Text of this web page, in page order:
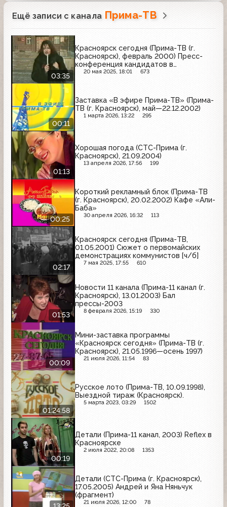
Ещё записи с канала Прима-ТВ
03:35
Красноярск сегодня (Прима-ТВ (г.
Красноярск), февраль 2000) Пресс-
конференция кандидатов в
президенты России
20 мая 2025, 18:01 673
00:11
Заставка «В эфире Прима-ТВ» (Прима-
ТВ (г. Красноярск), май—22.12.2002)
1 марта 2026, 13:22 295
01:13
Хорошая погода (СТС-Прима (г.
Красноярск), 21.09.2004)
13 апреля 2026, 17:56 199
00:25
Короткий рекламный блок (Прима-ТВ
(г. Красноярск), 20.02.2002) Кафе «Али-
Баба»
30 апреля 2026, 16:32 113
02:17
Красноярск сегодня (Прима-ТВ,
01.05.2001) Сюжет о первомайских
демонстрациях коммунистов [ч/б]
7 мая 2025, 17:55 610
01:53
Новости 11 канала (Прима-11 канал (г.
Красноярск), 13.01.2003) Бал
прессы-2003
8 февраля 2026, 15:19 330
00:09
Мини-заставка программы
«Красноярск сегодня» (Прима-ТВ (г.
Красноярск), 21.05.1996—осень 1997)
21 июля 2026, 11:54 83
01:24:58
Русское лото (Прима-ТВ, 10.09.1998),
Выездной тираж (Красноярск).
5 марта 2023, 03:29 1502
00:19
Детали (Прима-11 канал, 2003) Reflex в
Красноярске
2 июля 2022, 20:08 1353
Детали (СТС-Прима (г. Красноярск),
17.05.2005) Андрей и Яна Няньчук
(фрагмент)
21 июля 2026, 12:00 78